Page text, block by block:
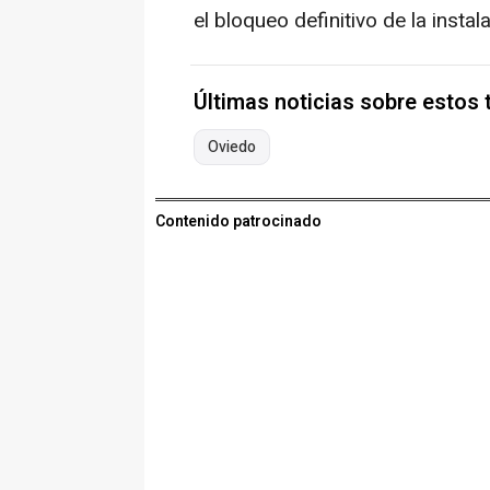
el bloqueo definitivo de la
Últimas noticias sobre estos
Oviedo
Contenido patrocinado